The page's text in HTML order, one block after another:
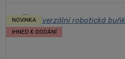
NOVINKA
IHNED K DODÁNÍ